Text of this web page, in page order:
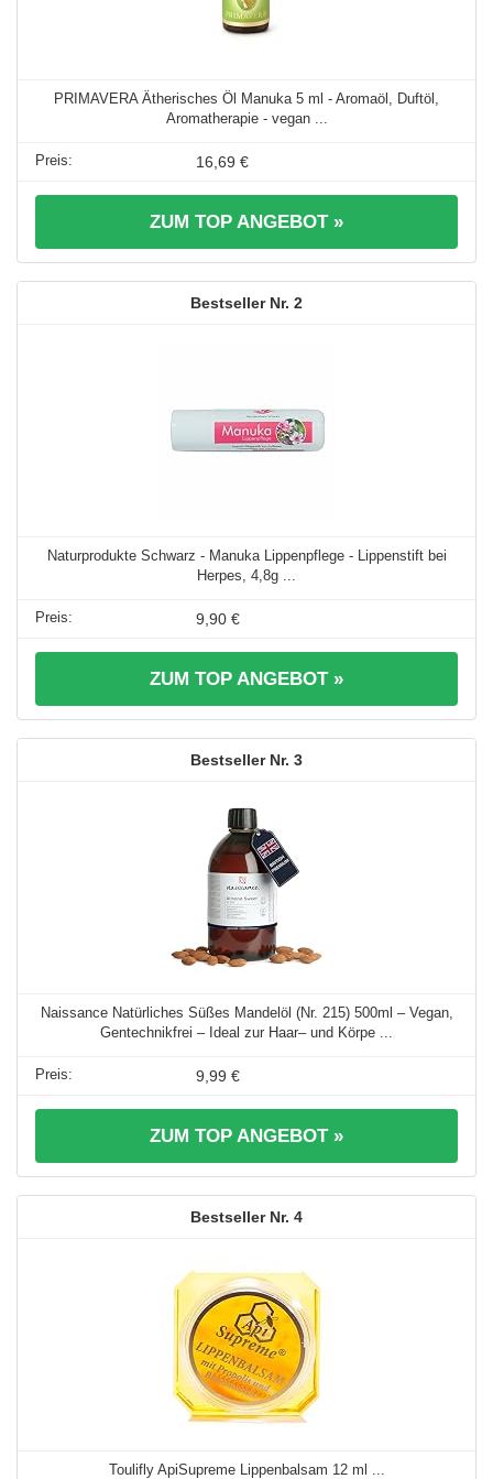
PRIMAVERA Ätherisches Öl Manuka 5 ml - Aromaöl, Duftöl,
Aromatherapie - vegan ...
16,69 €
ZUM TOP ANGEBOT »
2
Naturprodukte Schwarz - Manuka Lippenpflege - Lippenstift bei
Herpes, 4,8g ...
9,90 €
ZUM TOP ANGEBOT »
3
Naissance Natürliches Süßes Mandelöl (Nr. 215) 500ml – Vegan,
Gentechnikfrei – Ideal zur Haar– und Körpe ...
9,99 €
ZUM TOP ANGEBOT »
4
Toulifly ApiSupreme Lippenbalsam 12 ml ...